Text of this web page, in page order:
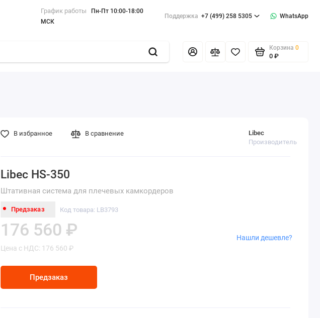
График работы
Пн-Пт 10:00-18:00
МСК
Поддержка +7 (499) 258 5305 WhatsApp
Корзина 0
0 ₽
Libec HS-350
Штативная система для плечевых камкордеров
Предзаказ Код товара: LB3793
Libec
Производитель
176 560 ₽
Цена с НДС: 176 560 ₽
Предзаказ
Нашли дешевле?
В избранное В сравнение